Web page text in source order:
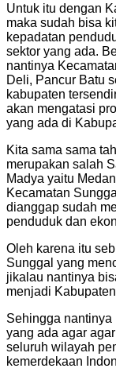
Untuk itu dengan
maka sudah bisa
kepadatan
sektor yang ada.
nantinya
Deli, Pancur Batu
kabupaten
akan mengatasi
yang ada di
Kita sama sama
merupakan salah
Madya yaitu
Kecamatan
dianggap sudah
penduduk dan
Oleh karena itu
Sunggal yang
jikalau nantinya
menjadi
Sehingga
yang ada agar
seluruh wilayah
kemerdekaan